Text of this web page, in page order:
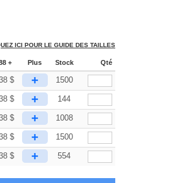
ICI POUR LE GUIDE DES TAILLES
+ Plus Stock Qté
$ + 1500
$ + 144
$ + 1008
$ + 1500
$ + 554